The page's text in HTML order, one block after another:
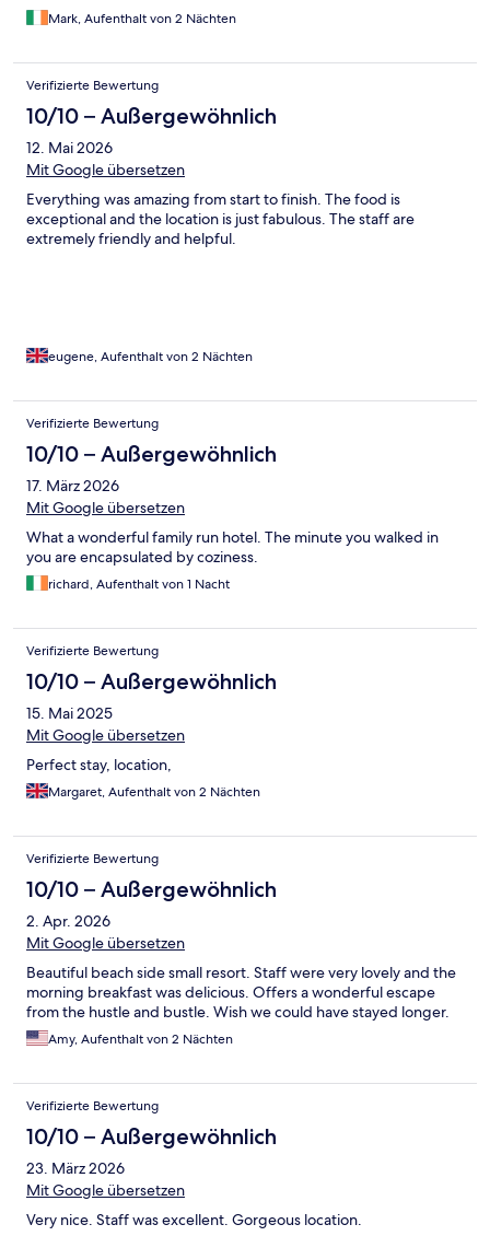
Mark, Aufenthalt von 2 Nächten
Verifizierte Bewertung
10/10 – Außergewöhnlich
12. Mai 2026
Mit Google übersetzen
Everything was amazing from start to finish. The food is
exceptional and the location is just fabulous. The staff are
extremely friendly and helpful.
eugene, Aufenthalt von 2 Nächten
Verifizierte Bewertung
10/10 – Außergewöhnlich
17. März 2026
Mit Google übersetzen
What a wonderful family run hotel. The minute you walked in
you are encapsulated by coziness.
richard, Aufenthalt von 1 Nacht
Verifizierte Bewertung
10/10 – Außergewöhnlich
15. Mai 2025
Mit Google übersetzen
Perfect stay, location,
Margaret, Aufenthalt von 2 Nächten
Verifizierte Bewertung
10/10 – Außergewöhnlich
2. Apr. 2026
Mit Google übersetzen
Beautiful beach side small resort. Staff were very lovely and the
morning breakfast was delicious. Offers a wonderful escape
from the hustle and bustle. Wish we could have stayed longer.
Amy, Aufenthalt von 2 Nächten
Verifizierte Bewertung
10/10 – Außergewöhnlich
23. März 2026
Mit Google übersetzen
Very nice. Staff was excellent. Gorgeous location.